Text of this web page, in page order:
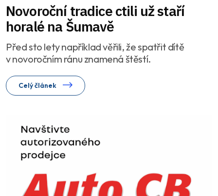
Novoroční tradice ctili už staří
horalé na Šumavě
Před sto lety například věřili, že spatřit dítě
v novoročním ránu znamená štěstí.
Celý článek